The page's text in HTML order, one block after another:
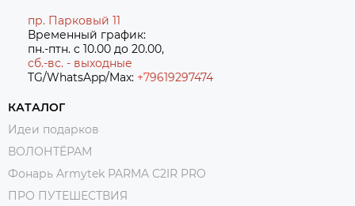
пр. Парковый 11
Временный график:
пн.-птн. с 10.00 до 20.00,
сб.-вс. - выходные
TG/WhatsApp/Max: +79619297474
КАТАЛОГ
Идеи подарков
ВОЛОНТЁРАМ
Фонарь Armytek PARMA C2IR PRO
ПРО ПУТЕШЕСТВИЯ